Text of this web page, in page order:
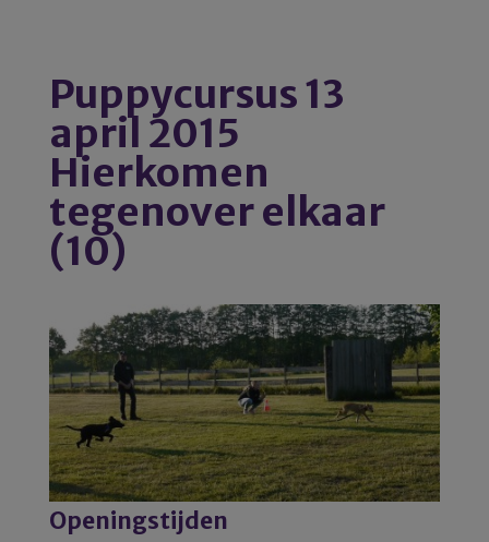
Puppycursus 13
april 2015
Hierkomen
tegenover elkaar
(10)
Openingstijden